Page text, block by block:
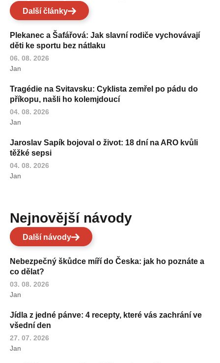
Další články
Plekanec a Šafářová: Jak slavní rodiče vychovávají
děti ke sportu bez nátlaku
06. 08. 2026
Jan
Tragédie na Svitavsku: Cyklista zemřel po pádu do
příkopu, našli ho kolemjdoucí
04. 08. 2026
Jan
Jaroslav Sapík bojoval o život: 18 dní na ARO kvůli
těžké sepsi
04. 08. 2026
Jan
Nejnovější návody
Další návody
Nebezpečný škůdce míří do Česka: jak ho poznáte a
co dělat?
03. 08. 2026
Jan
Jídla z jedné pánve: 4 recepty, které vás zachrání ve
všední den
27. 07. 2026
Jan